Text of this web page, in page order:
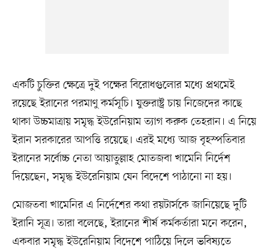
একটি চুক্তির ক্ষেত্রে দুই পক্ষের বিরোধগুলোর মধ্যে প্রথমেই
রয়েছে ইরানের পরমাণু কর্মসূচি। যুক্তরাষ্ট্র চায় নিজেদের কাছে
থাকা উচ্চমাত্রায় সমৃদ্ধ ইউরেনিয়াম ত্যাগ করুক তেহরান। এ নিয়ে
ইরান সরকারের আপত্তি রয়েছে। এরই মধ্যে আজ বৃহস্পতিবার
ইরানের সর্বোচ্চ নেতা আয়াতুল্লাহ মোতজবা খামেনি নির্দেশ
দিয়েছেন, সমৃদ্ধ ইউরেনিয়াম যেন বিদেশে পাঠানো না হয়।
মোজতবা খামেনির এ নির্দেশের কথা রয়টার্সকে জানিয়েছে দুটি
ইরানি সূত্র। তারা বলেছে, ইরানের শীর্ষ কর্মকর্তারা মনে করেন,
একবার সমৃদ্ধ ইউরেনিয়াম বিদেশে পাঠিয়ে দিলে ভবিষ্যতে